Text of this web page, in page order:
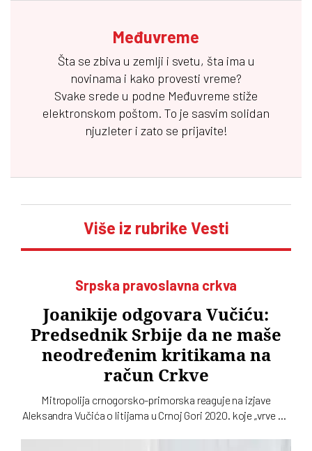
Međuvreme
Šta se zbiva u zemlji i svetu, šta ima u
novinama i kako provesti vreme?
Svake srede u podne Međuvreme stiže
elektronskom poštom. To je sasvim solidan
njuzleter i zato se prijavite!
Više iz rubrike Vesti
Srpska pravoslavna crkva
Joanikije odgovara Vučiću:
Predsednik Srbije da ne maše
neodređenim kritikama na
račun Crkve
Mitropolija crnogorsko-primorska reaguje na izjave
Aleksandra Vučića o litijama u Crnoj Gori 2020. koje „vrve od